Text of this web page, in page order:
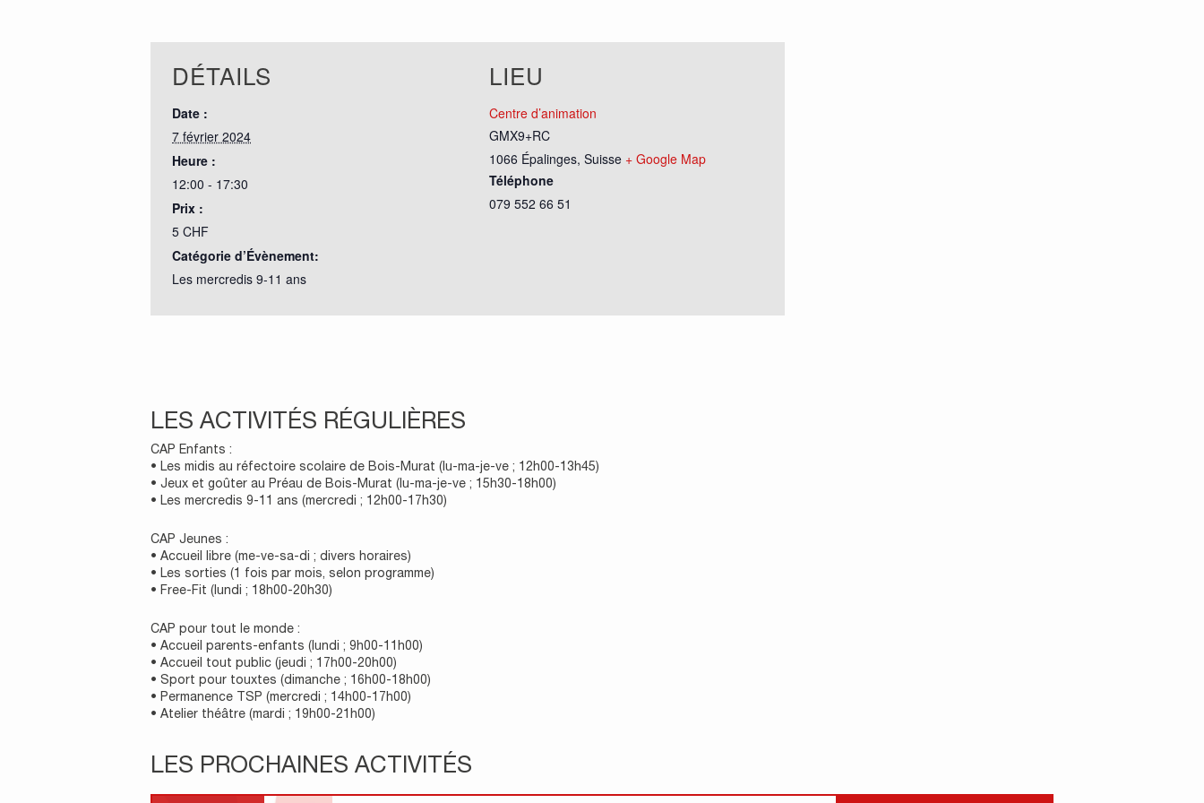
DÉTAILS
Date :
7 février 2024
Heure :
12:00 - 17:30
Prix :
5 CHF
Catégorie d’Évènement:
Les mercredis 9-11 ans
LIEU
Centre d’animation
GMX9+RC
1066 Épalinges, Suisse + Google Map
Téléphone
079 552 66 51
LES ACTIVITÉS RÉGULIÈRES
CAP Enfants :
• Les midis au réfectoire scolaire de Bois-Murat (lu-ma-je-ve ; 12h00-13h45)
• Jeux et goûter au Préau de Bois-Murat (lu-ma-je-ve ; 15h30-18h00)
• Les mercredis 9-11 ans (mercredi ; 12h00-17h30)
CAP Jeunes :
• Accueil libre (me-ve-sa-di ; divers horaires)
• Les sorties (1 fois par mois, selon programme)
• Free-Fit (lundi ; 18h00-20h30)
CAP pour tout le monde :
• Accueil parents-enfants (lundi ; 9h00-11h00)
• Accueil tout public (jeudi ; 17h00-20h00)
• Sport pour touxtes (dimanche ; 16h00-18h00)
• Permanence TSP (mercredi ; 14h00-17h00)
• Atelier théâtre (mardi ; 19h00-21h00)
LES PROCHAINES ACTIVITÉS